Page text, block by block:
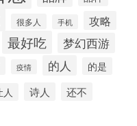
很多人 手机 攻略
最好吃 梦幻西游
疫情 的人 的是
人 诗人 还不